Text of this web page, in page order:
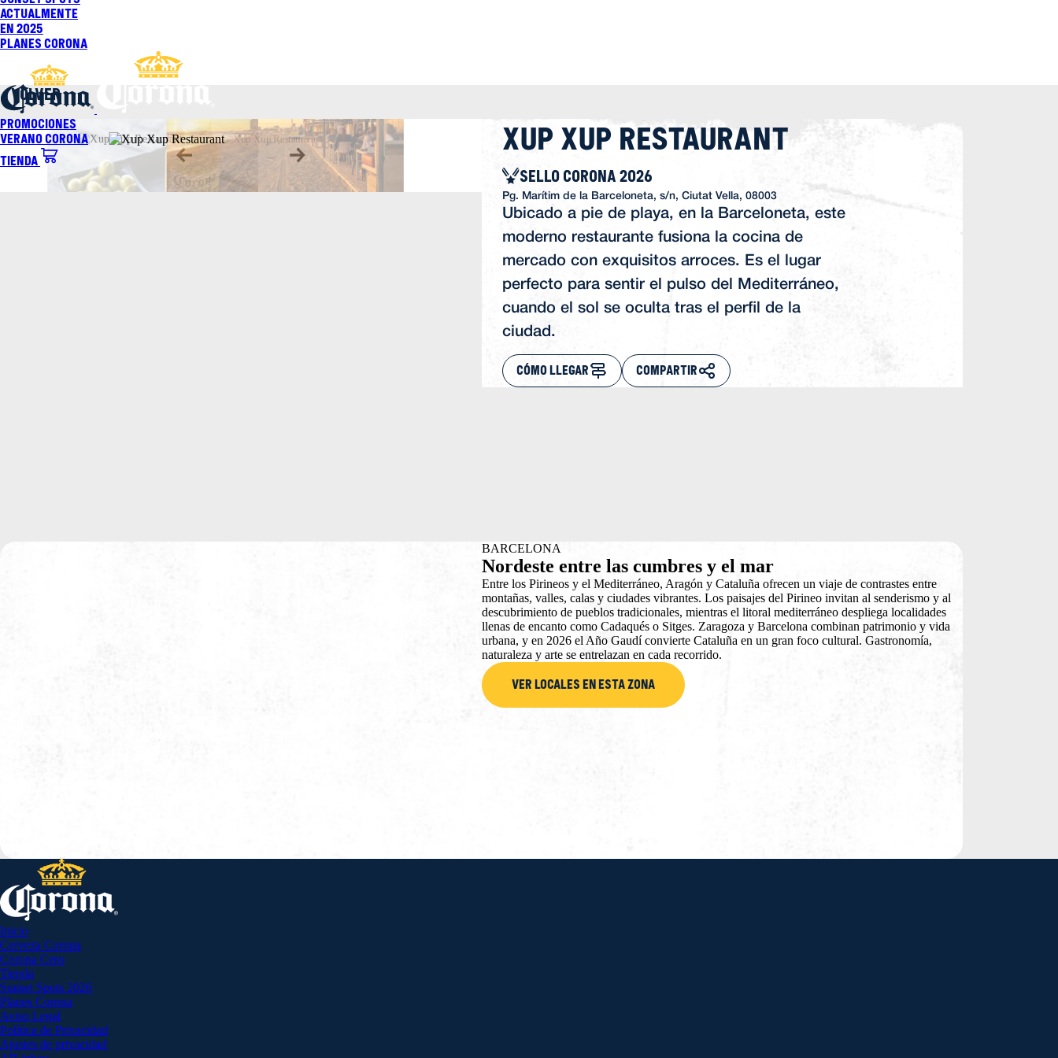
Saltar
al
contenido
Actualmente
En 2025
Planes Corona
Promociones
Verano Corona
Tienda
VOLVER
Xup Xup Restaurant
SELLO CORONA 2026
Pg. Marítim de la Barceloneta, s/n, Ciutat Vella, 08003
Ubicado a pie de playa, en la Barceloneta, este
moderno restaurante fusiona la cocina de
mercado con exquisitos arroces. Es el lugar
perfecto para sentir el pulso del Mediterráneo,
cuando el sol se oculta tras el perfil de la
ciudad.
CÓMO LLEGAR COMPARTIR
BARCELONA
Nordeste entre las cumbres y el mar
Entre los Pirineos y el Mediterráneo, Aragón y Cataluña ofrecen un viaje de contrastes entre
montañas, valles, calas y ciudades vibrantes. Los paisajes del Pirineo invitan al senderismo y al
descubrimiento de pueblos tradicionales, mientras el litoral mediterráneo despliega localidades
llenas de encanto como Cadaqués o Sitges. Zaragoza y Barcelona combinan patrimonio y vida
urbana, y en 2026 el Año Gaudí convierte Cataluña en un gran foco cultural. Gastronomía,
naturaleza y arte se entrelazan en cada recorrido.
VER LOCALES EN ESTA ZONA
Inicio
Cerveza Corona
Corona Cero
Tienda
Sunset Spots 2026
Planes Corona
Aviso Legal
Política de Privacidad
Ajustes de privacidad